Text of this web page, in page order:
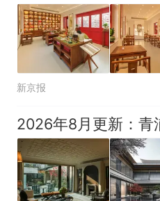
因老师一
人生
新京报
2026年8月更新：青